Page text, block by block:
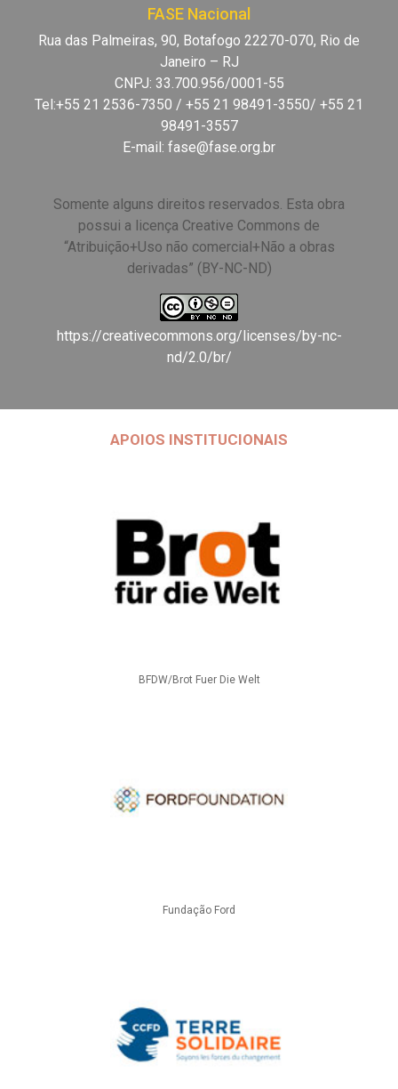
FASE Nacional
Rua das Palmeiras, 90, Botafogo 22270-070, Rio de
Janeiro – RJ
CNPJ: 33.700.956/0001-55
Tel:+55 21 2536-7350 / +55 21 98491-3550/ +55 21
98491-3557
E-mail: fase@fase.org.br
Somente alguns direitos reservados. Esta obra
possui a licença Creative Commons de
“Atribuição+Uso não comercial+Não a obras
derivadas” (BY-NC-ND)
https://creativecommons.org/licenses/by-nc-
nd/2.0/br/
APOIOS INSTITUCIONAIS
BFDW/Brot Fuer Die Welt
Fundação Ford